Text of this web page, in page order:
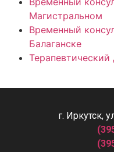
Магистральном
Временный
Балаганске
г. Иркутск,